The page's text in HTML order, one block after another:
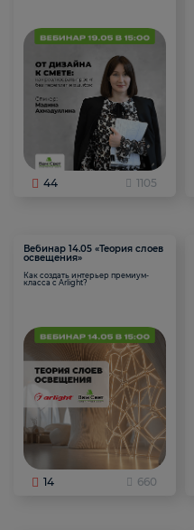
44 1105
Вебинар 14.05 «Теория слоев
освещения»
Как создать интерьер премиум-
класса с Arlight?
14 660